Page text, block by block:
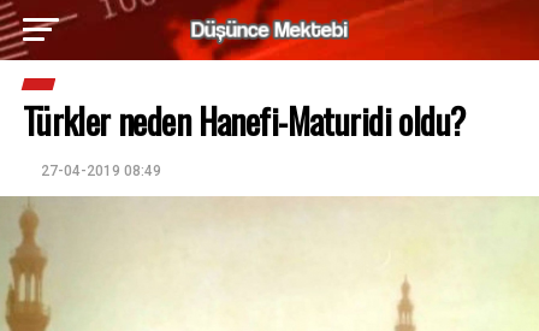
Türkler neden Hanefi-Maturidi oldu?
27-04-2019 08:49